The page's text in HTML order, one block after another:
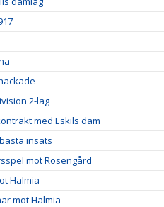
2-lag
med Eskils dam
insats
mot Rosengård
Halmia
mot Halmia